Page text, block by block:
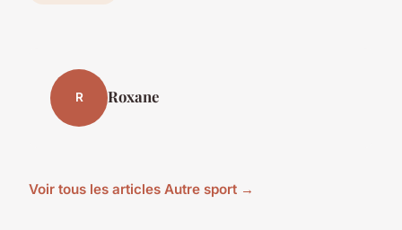
R Roxane
Voir tous les articles Autre sport →